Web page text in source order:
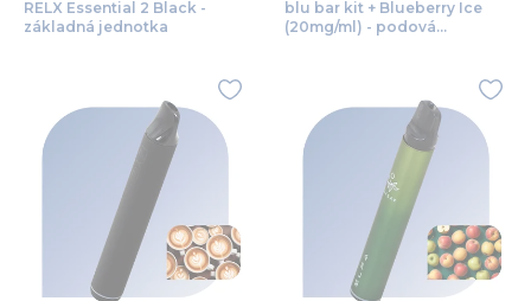
RELX Essential 2 Black -
základná jednotka
blu bar kit + Blueberry Ice
(20mg/ml) - podová